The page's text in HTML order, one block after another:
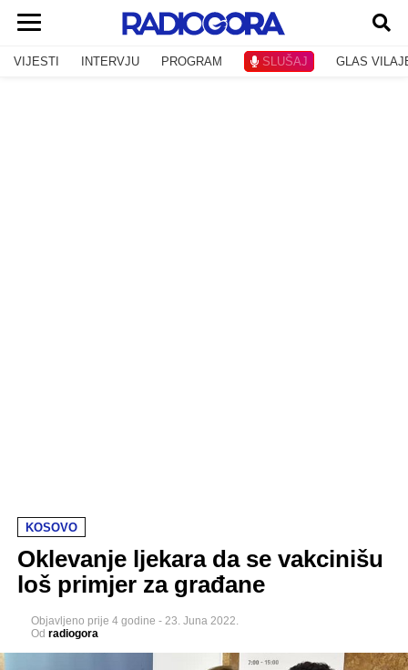
VIJESTI INTERVJU PROGRAM SLUŠAJ GLAS
KOSOVO
Oklevanje ljekara da se vakcinišu
loš primjer za građane
Objavljeno prije 4 godine - 23. Juna 2022.
Od radiogora